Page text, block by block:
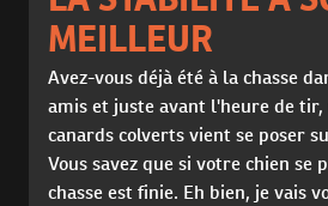
MEILLEUR
Avez-vous déjà été à la chasse
amis et juste avant l'heure de
canards colverts vient se poser
Vous savez que si votre chien se
chasse est finie. Eh bien, je vais